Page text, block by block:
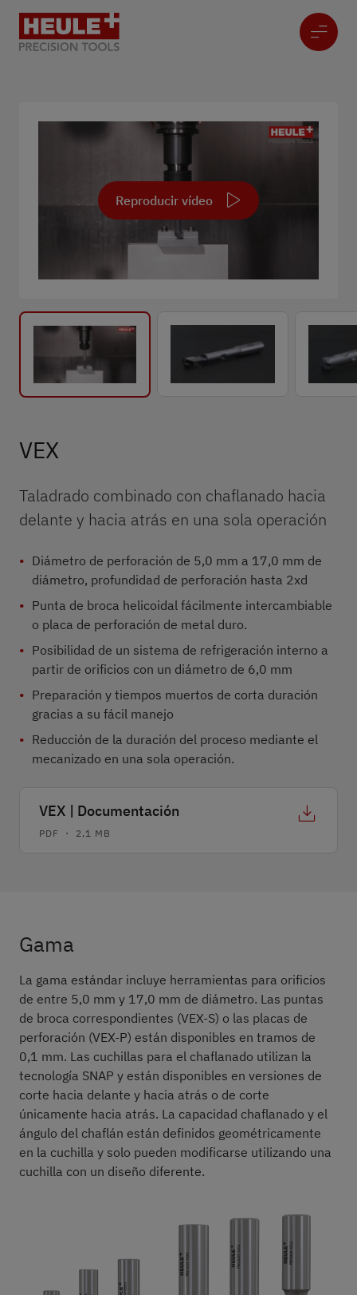
Reproducir vídeo
VEX
Taladrado combinado con chaflanado hacia
delante y hacia atrás en una sola operación
Diámetro de perforación de 5,0 mm a 17,0 mm de
diámetro, profundidad de perforación hasta 2xd
Punta de broca helicoidal fácilmente intercambiable
o placa de perforación de metal duro.
Posibilidad de un sistema de refrigeración interno a
partir de orificios con un diámetro de 6,0 mm
Preparación y tiempos muertos de corta duración
gracias a su fácil manejo
Reducción de la duración del proceso mediante el
mecanizado en una sola operación.
VEX | Documentación
PDF ・ 2,1 MB
Gama
La gama estándar incluye herramientas para orificios
de entre 5,0 mm y 17,0 mm de diámetro. Las puntas
de broca correspondientes (VEX-S) o las placas de
perforación (VEX-P) están disponibles en tramos de
0,1 mm. Las cuchillas para el chaflanado utilizan la
tecnología SNAP y están disponibles en versiones de
corte hacia delante y hacia atrás o de corte
únicamente hacia atrás. La capacidad chaflanado y el
ángulo del chaflán están definidos geométricamente
en la cuchilla y solo pueden modificarse utilizando una
cuchilla con un diseño diferente.